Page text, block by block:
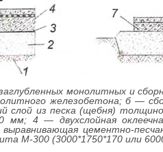
монолитных и
железобетона; б —
слой из песка (щебня)
4 — двухслойная
цементно-
М-300 (3000*1750*170 или